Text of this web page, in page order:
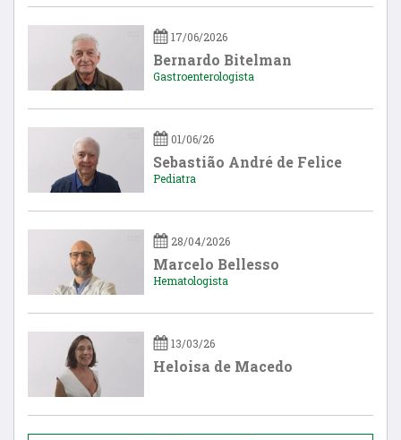
17/06/2026
Bernardo Bitelman
Gastroenterologista
01/06/26
Sebastião André de Felice
Pediatra
28/04/2026
Marcelo Bellesso
Hematologista
13/03/26
Heloisa de Macedo